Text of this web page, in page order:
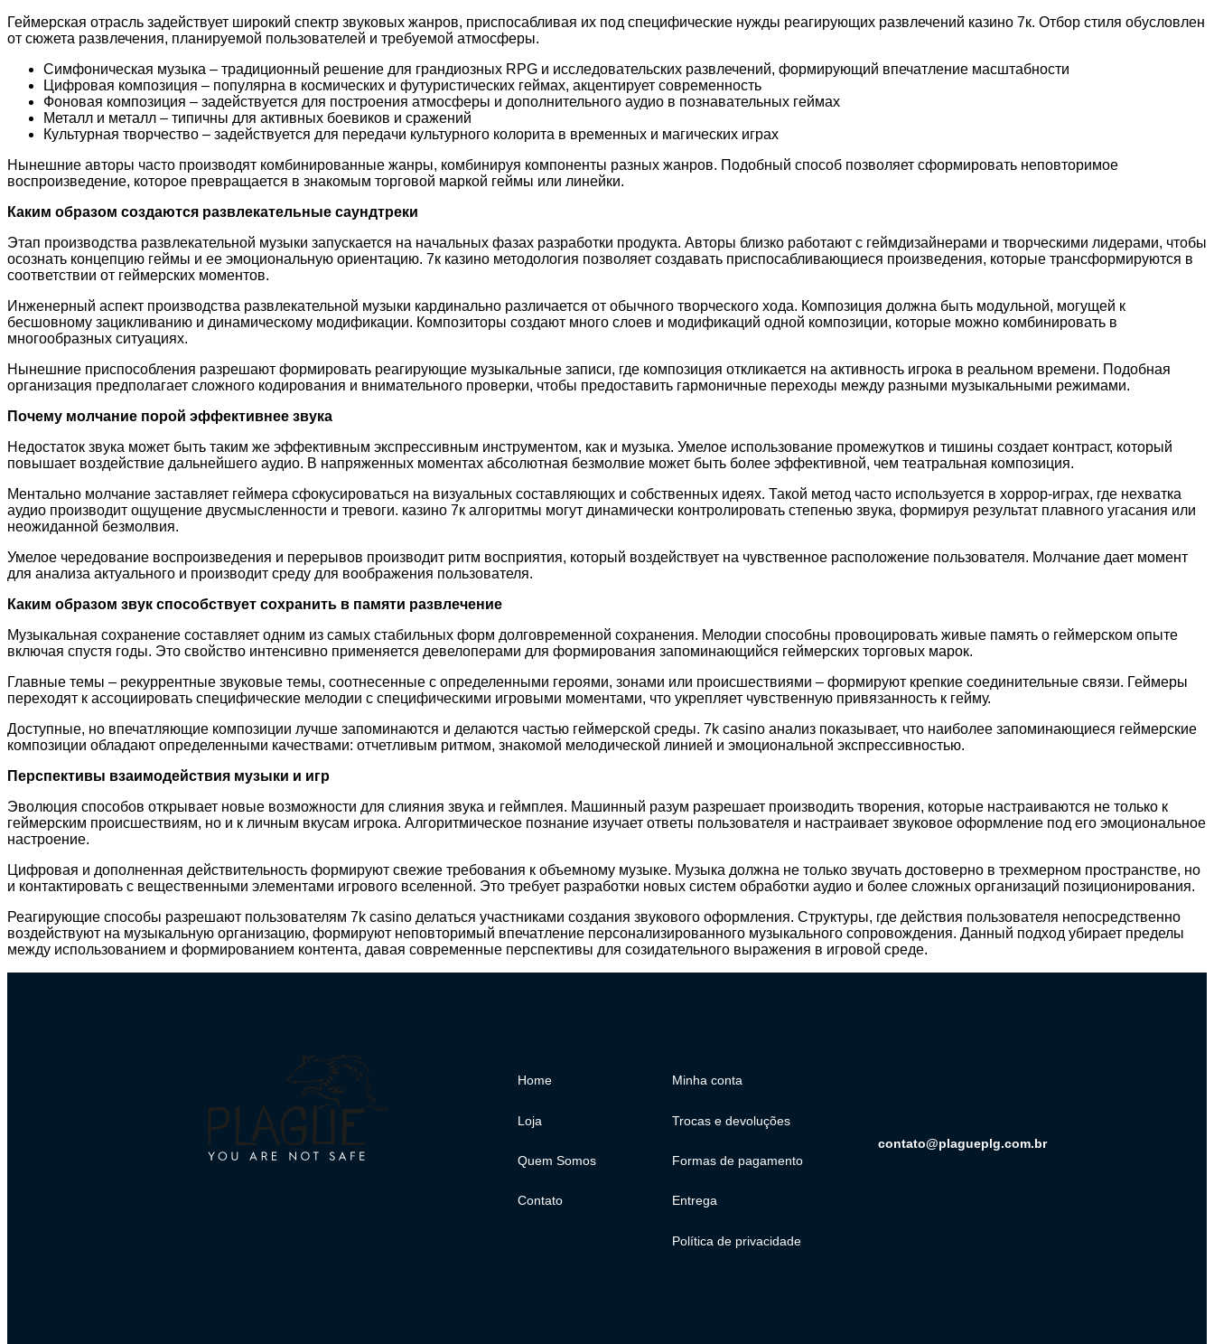
Геймерская отрасль задействует широкий спектр звуковых жанров, приспосабливая их под специфические нужды реагирующих развлечений казино 7к. Отбор стиля обусловлен
от сюжета развлечения, планируемой пользователей и требуемой атмосферы.
Симфоническая музыка – традиционный решение для грандиозных RPG и исследовательских развлечений, формирующий впечатление масштабности
Цифровая композиция – популярна в космических и футуристических геймах, акцентирует современность
Фоновая композиция – задействуется для построения атмосферы и дополнительного аудио в познавательных геймах
Металл и металл – типичны для активных боевиков и сражений
Культурная творчество – задействуется для передачи культурного колорита в временных и магических играх
Нынешние авторы часто производят комбинированные жанры, комбинируя компоненты разных жанров. Подобный способ позволяет сформировать неповторимое
воспроизведение, которое превращается в знакомым торговой маркой геймы или линейки.
Каким образом создаются развлекательные саундтреки
Этап производства развлекательной музыки запускается на начальных фазах разработки продукта. Авторы близко работают с геймдизайнерами и творческими лидерами, чтобы
осознать концепцию геймы и ее эмоциональную ориентацию. 7к казино методология позволяет создавать приспосабливающиеся произведения, которые трансформируются в
соответствии от геймерских моментов.
Инженерный аспект производства развлекательной музыки кардинально различается от обычного творческого хода. Композиция должна быть модульной, могущей к
бесшовному зацикливанию и динамическому модификации. Композиторы создают много слоев и модификаций одной композиции, которые можно комбинировать в
многообразных ситуациях.
Нынешние приспособления разрешают формировать реагирующие музыкальные записи, где композиция откликается на активность игрока в реальном времени. Подобная
организация предполагает сложного кодирования и внимательного проверки, чтобы предоставить гармоничные переходы между разными музыкальными режимами.
Почему молчание порой эффективнее звука
Недостаток звука может быть таким же эффективным экспрессивным инструментом, как и музыка. Умелое использование промежутков и тишины создает контраст, который
повышает воздействие дальнейшего аудио. В напряженных моментах абсолютная безмолвие может быть более эффективной, чем театральная композиция.
Ментально молчание заставляет геймера сфокусироваться на визуальных составляющих и собственных идеях. Такой метод часто используется в хоррор-играх, где нехватка
аудио производит ощущение двусмысленности и тревоги. казино 7к алгоритмы могут динамически контролировать степенью звука, формируя результат плавного угасания или
неожиданной безмолвия.
Умелое чередование воспроизведения и перерывов производит ритм восприятия, который воздействует на чувственное расположение пользователя. Молчание дает момент
для анализа актуального и производит среду для воображения пользователя.
Каким образом звук способствует сохранить в памяти развлечение
Музыкальная сохранение составляет одним из самых стабильных форм долговременной сохранения. Мелодии способны провоцировать живые память о геймерском опыте
включая спустя годы. Это свойство интенсивно применяется девелоперами для формирования запоминающийся геймерских торговых марок.
Главные темы – рекуррентные звуковые темы, соотнесенные с определенными героями, зонами или происшествиями – формируют крепкие соединительные связи. Геймеры
переходят к ассоциировать специфические мелодии с специфическими игровыми моментами, что укрепляет чувственную привязанность к гейму.
Доступные, но впечатляющие композиции лучше запоминаются и делаются частью геймерской среды. 7k casino анализ показывает, что наиболее запоминающиеся геймерские
композиции обладают определенными качествами: отчетливым ритмом, знакомой мелодической линией и эмоциональной экспрессивностью.
Перспективы взаимодействия музыки и игр
Эволюция способов открывает новые возможности для слияния звука и геймплея. Машинный разум разрешает производить творения, которые настраиваются не только к
геймерским происшествиям, но и к личным вкусам игрока. Алгоритмическое познание изучает ответы пользователя и настраивает звуковое оформление под его эмоциональное
настроение.
Цифровая и дополненная действительность формируют свежие требования к объемному музыке. Музыка должна не только звучать достоверно в трехмерном пространстве, но
и контактировать с вещественными элементами игрового вселенной. Это требует разработки новых систем обработки аудио и более сложных организаций позиционирования.
Реагирующие способы разрешают пользователям 7k casino делаться участниками создания звукового оформления. Структуры, где действия пользователя непосредственно
воздействуют на музыкальную организацию, формируют неповторимый впечатление персонализированного музыкального сопровождения. Данный подход убирает пределы
между использованием и формированием контента, давая современные перспективы для созидательного выражения в игровой среде.
Home
Loja
Quem Somos
Contato
Minha conta
Trocas e devoluções
Formas de pagamento
Entrega
Política de privacidade
contato@plagueplg.com.br